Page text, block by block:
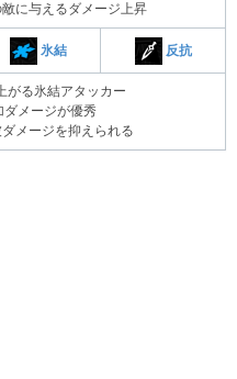
に与えるダメージ上昇
氷結 反抗
がる氷結アタッカー
ダメージが優秀
メージを抑えられる